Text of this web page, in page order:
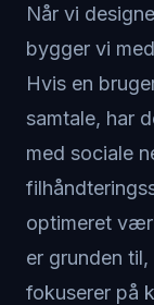
Når vi
bygger vi
Hvis en
samtale, har
med sociale
optimeret
er grunden
fokuserer på